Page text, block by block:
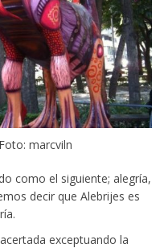
marcviln
como el siguiente; alegría,
decir que Alebrijes es
exceptuando la